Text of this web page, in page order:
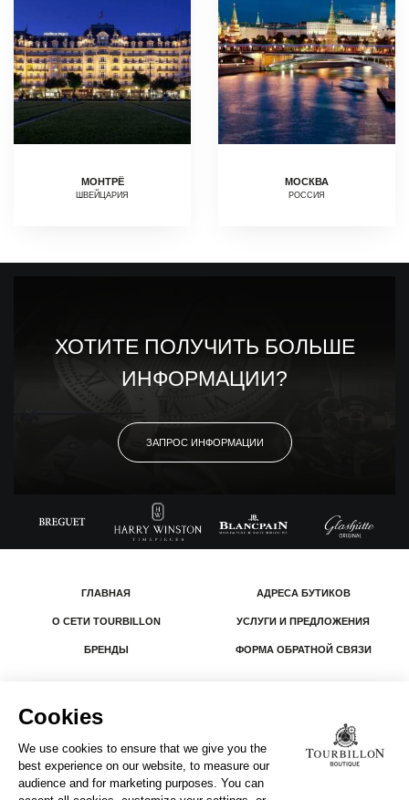
МОНТРЁ
ШВЕЙЦАРИЯ
МОСКВА
РОССИЯ
ХОТИТЕ ПОЛУЧИТЬ БОЛЬШЕ
ИНФОРМАЦИИ?
ЗАПРОС ИНФОРМАЦИИ
ГЛАВНАЯ
О СЕТИ TOURBILLON
БРЕНДЫ
АДРЕСА БУТИКОВ
УСЛУГИ И ПРЕДЛОЖЕНИЯ
ФОРМА ОБРАТНОЙ СВЯЗИ
Все права защищены.